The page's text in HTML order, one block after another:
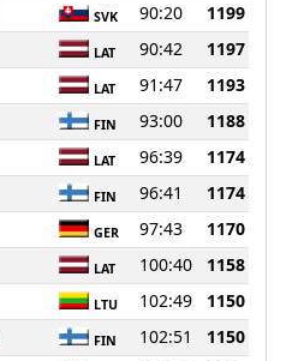
SVK 90:20
1199
LAT 90:42
1197
LAT 91:47
1193
FIN 93:00
1188
LAT 96:39
1174
FIN 96:41
1174
GER 97:43
1170
LAT 100:40
1158
LTU 102:49
1150
FIN 102:51
1150